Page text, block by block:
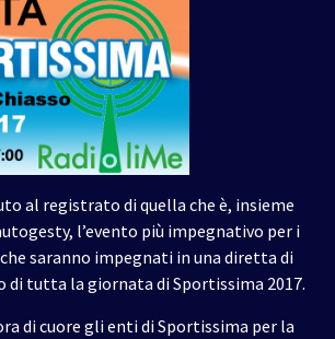
al registrato di quella che è, insieme
l’evento più impegnativo per i
saranno impegnati in una diretta di
di tutta la giornata di Sportissima 2017.
di cuore gli enti di Sportissima per la